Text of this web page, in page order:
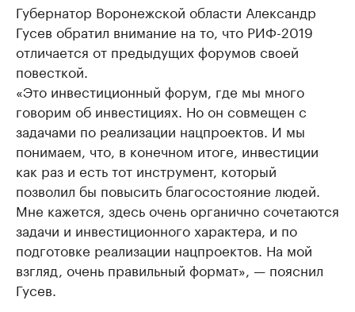
Губернатор Воронежской области Александр
Гусев обратил внимание на то, что РИФ-2019
отличается от предыдущих форумов своей
повесткой.
«Это инвестиционный форум, где мы много
говорим об инвестициях. Но он совмещен с
задачами по реализации нацпроектов. И мы
понимаем, что, в конечном итоге, инвестиции
как раз и есть тот инструмент, который
позволил бы повысить благосостояние людей.
Мне кажется, здесь очень органично сочетаются
задачи и инвестиционного характера, и по
подготовке реализации нацпроектов. На мой
взгляд, очень правильный формат», — пояснил
Гусев.